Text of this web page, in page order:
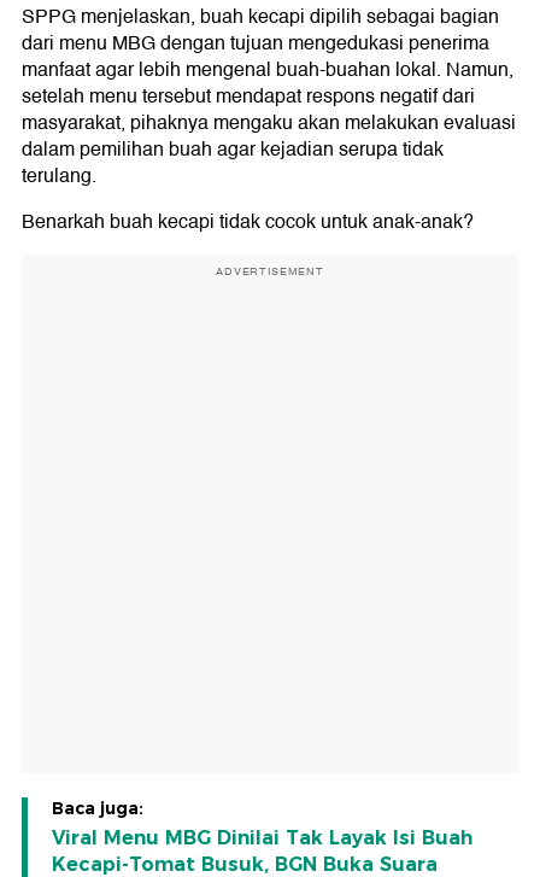
SPPG menjelaskan, buah kecapi dipilih sebagai bagian
dari menu MBG dengan tujuan mengedukasi penerima
manfaat agar lebih mengenal buah-buahan lokal. Namun,
setelah menu tersebut mendapat respons negatif dari
masyarakat, pihaknya mengaku akan melakukan evaluasi
dalam pemilihan buah agar kejadian serupa tidak
terulang.
Benarkah buah kecapi tidak cocok untuk anak-anak?
ADVERTISEMENT
Baca juga:
Viral Menu MBG Dinilai Tak Layak Isi Buah
Kecapi-Tomat Busuk, BGN Buka Suara